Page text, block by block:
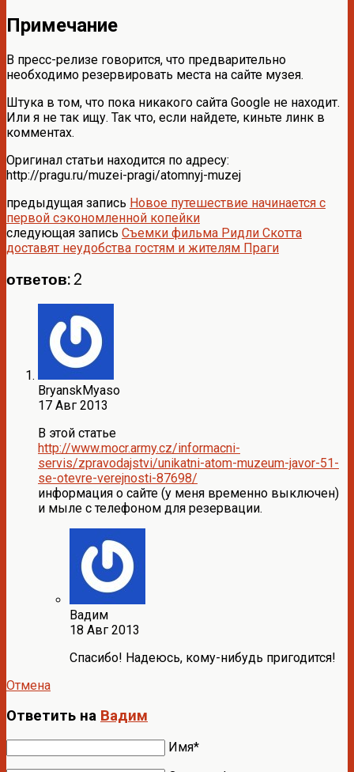
Примечание
В пресс-релизе говорится, что предварительно
необходимо резервировать места на сайте музея.
Штука в том, что пока никакого сайта Google не находит.
Или я не так ищу. Так что, если найдете, киньте линк в
комментах.
Оригинал статьи находится по адресу:
http://pragu.ru/muzei-pragi/atomnyj-muzej
предыдущая запись Новое путешествие начинается с
первой сэкономленной копейки
следующая запись Съемки фильма Ридли Скотта
доставят неудобства гостям и жителям Праги
ответов: 2
BryanskMyaso
17 Авг 2013
В этой статье
http://www.mocr.army.cz/informacni-
servis/zpravodajstvi/unikatni-atom-muzeum-javor-51-
se-otevre-verejnosti-87698/
информация о сайте (у меня временно выключен)
и мыле с телефоном для резервации.
Вадим
18 Авг 2013
Спасибо! Надеюсь, кому-нибудь пригодится!
Отмена
Ответить на Вадим
Имя*